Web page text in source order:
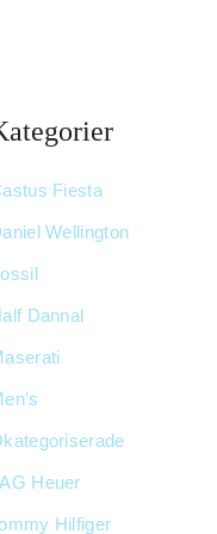
Fiesta
Wellington
Dannal
Heuer
Hilfiger